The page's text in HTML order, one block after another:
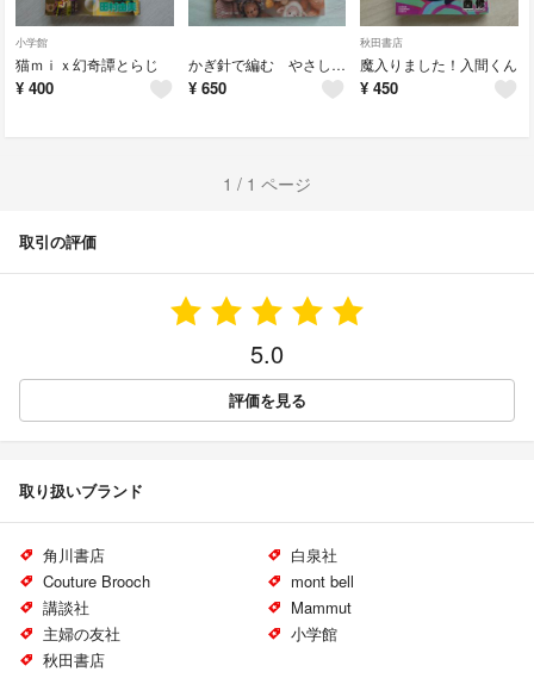
小学館
猫ｍｉｘ幻奇譚とらじ
¥ 400
かぎ針で編む やさしい色のあみぐるみ
¥ 650
秋田書店
魔入りました！入間くん
¥ 450
1 / 1 ページ
取引の評価
5.0
評価を見る
取り扱いブランド
角川書店
白泉社
Couture Brooch
mont bell
講談社
Mammut
主婦の友社
小学館
秋田書店